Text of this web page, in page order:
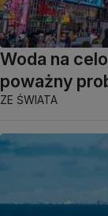
Woda na
poważny
ZE ŚWIATA